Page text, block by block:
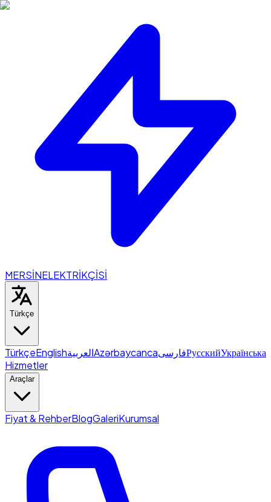
MERSİNELEKTRİKÇİSİ
Türkçe
TürkçeEnglishالعربيةAzərbaycancaفارسیРусскийУкраїнська
Hizmetler
Araçlar
Fiyat & RehberBlogGaleriKurumsal